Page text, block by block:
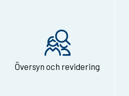
Översyn och revidering